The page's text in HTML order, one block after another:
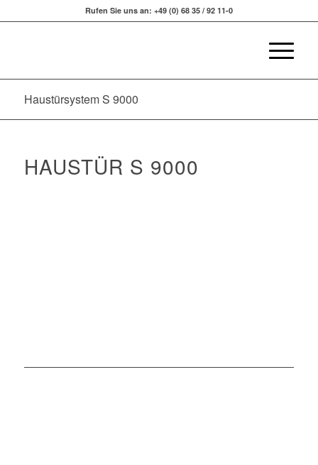
Rufen Sie uns an: +49 (0) 68 35 / 92 11-0
Haustürsystem S 9000
HAUSTÜR S 9000